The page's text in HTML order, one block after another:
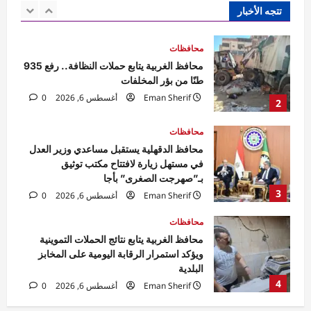
تتجه الأخبار
2
3
محافظ الدقهلية يستقبل مساعدي وزير العدل
في مستهل زيارة لافتتاح مكتب توثيق
بـ”صهرجت الصغرى” بأجا
أغسطس 6, 2026
4
محافظات
محافظ الغربية يتابع نتائج الحملات التموينية
ويؤكد استمرار الرقابة اليومية على المخابز
البلدية
Eman Sherif
أغسطس 6, 2026 0
5
محافظات
محافظ الوادي الجديد تلتقي مدير الأمن لبحث
مشروعات دعم المنظومة الأمنية
Rabab khaled
0